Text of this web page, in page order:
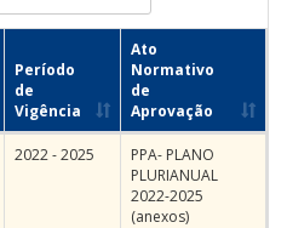
Período
de
Vigência
Ato
Normativo
de
Aprovação
2022 - 2025
PPA- PLANO
PLURIANUAL
2022-2025
(anexos)